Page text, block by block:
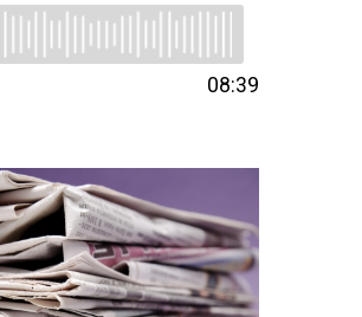
08:39